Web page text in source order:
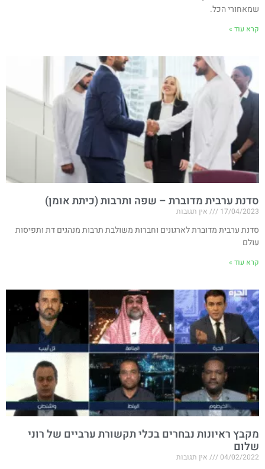
שמאחורי הכל.
קרא עוד »
סדנת ערבית מדוברת – שפה ותרבות (כיתת אומן)
17/04/2023 אין תגובות
סדנת ערבית מדוברת לארגונים וחברות משולבת תרבות מנהגים דת ותפיסות
עולם
קרא עוד »
מקבץ ראיונות נבחרים בכלי תקשורת ערביים של רוני
שלום
04/02/2022 אין תגובות